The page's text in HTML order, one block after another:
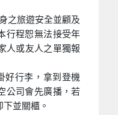
之旅遊安全並顧及
行程恕無法接受年
人或友人之單獨報
好行李，拿到登機
公司會先廣播，若
並關櫃。